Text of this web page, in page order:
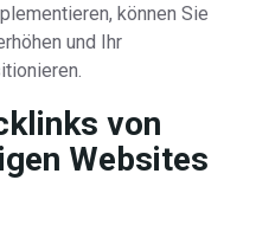
können Sie
und Ihr
von
Websites